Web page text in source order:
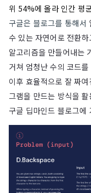
위 54%에 올라 인간 평
구글은 블로그를 통해서
수 있는 자연어로 전환하
알고리즘을 만들어내는
거쳐 엄청난 수의 코드
이후 효율적으로 잘 짜
그램을 만드는 방식을
구글 딥마인드 블로그에